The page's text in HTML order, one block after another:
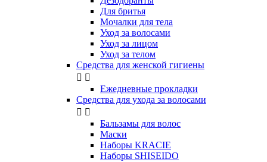
Для бритья
Мочалки для тела
Уход за волосами
Уход за лицом
Уход за телом
Средства для женской гигиены
 
Ежедневные прокладки
Средства для ухода за волосами
 
Бальзамы для волос
Маски
Наборы KRACIE
Наборы SHISEIDO